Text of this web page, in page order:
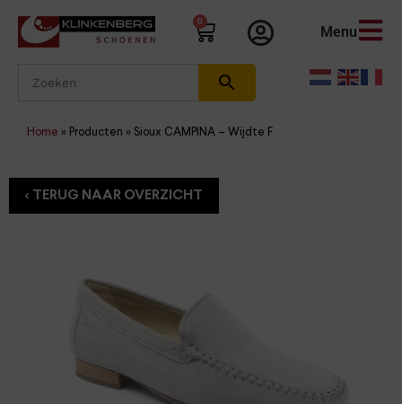
0
Menu
Home » Producten » Sioux CAMPINA – Wijdte F